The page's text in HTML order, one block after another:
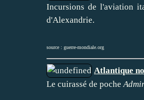
Incursions de l'aviation
d'Alexandrie.
source : guerre-mondiale.org
Atlantique
Le cuirassé de poche